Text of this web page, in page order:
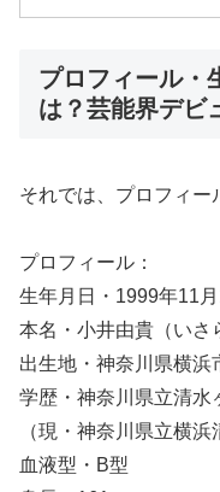
プロフィール・
は？芸能界デビ
それでは、プロフィー
プロフィール：
生年月日・1999年11月
本名・小井由貴（いさ
出生地・神奈川県横浜
学歴・神奈川県立清水
（現・神奈川県立横浜
血液型・B型